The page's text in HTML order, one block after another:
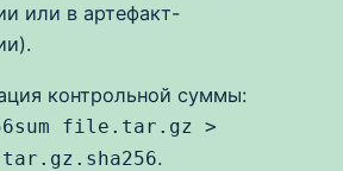
или в артефакт-
контрольной суммы:
file.tar.gz >
.